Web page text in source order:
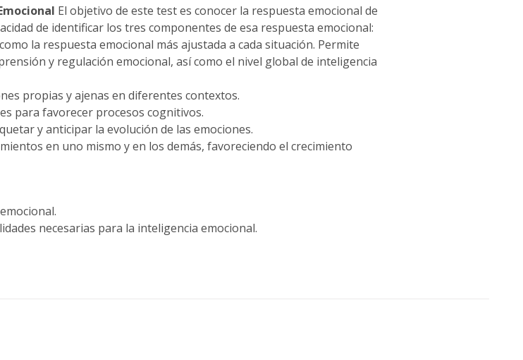
El objetivo de este test es conocer la respuesta emocional de
de identificar los tres componentes de esa respuesta emocional:
la respuesta emocional más ajustada a cada situación. Permite
y regulación emocional, así como el nivel global de inteligencia
propias y ajenas en diferentes contextos.
para favorecer procesos cognitivos.
y anticipar la evolución de las emociones.
en uno mismo y en los demás, favoreciendo el crecimiento
necesarias para la inteligencia emocional.